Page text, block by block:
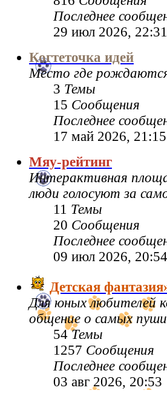
Последнее
29 июл 2026, 22:31
Когтеточка идей
Место где
3 Темы
15 Сообщения
Последнее
17 май 2026, 21:15
Мяу-рейтинг
Интерактивная
люди голосуют за
11 Темы
20 Сообщения
Последнее
09 июл 2026, 20:54
Детская
Для юных любителей
общение о самых
54Темы
1257 Сообщения
Последнее
03 авг 2026, 20:53